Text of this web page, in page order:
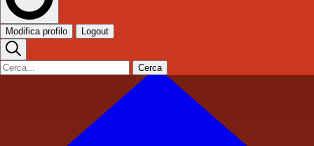
Modifica profilo Logout
Cerca